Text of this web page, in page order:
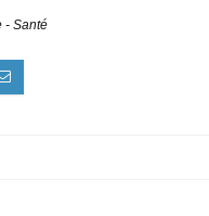
- Santé